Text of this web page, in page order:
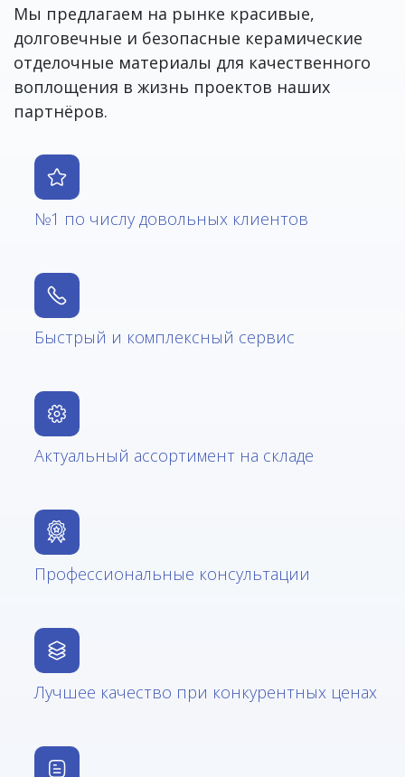
Мы предлагаем на рынке красивые,
долговечные и безопасные керамические
отделочные материалы для качественного
воплощения в жизнь проектов наших
партнёров.
№1 по числу довольных клиентов
Быстрый и комплексный сервис
Актуальный ассортимент на складе
Профессиональные консультации
Лучшее качество при конкурентных ценах